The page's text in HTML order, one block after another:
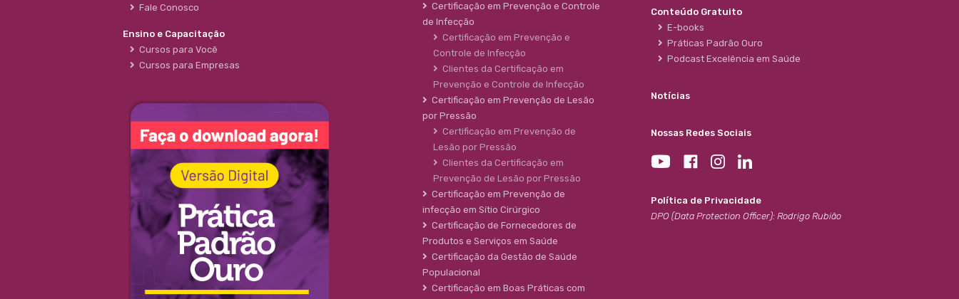
Fale Conosco
Ensino e Capacitação
Cursos para Você
Cursos para Empresas
Certificação em Prevenção e Controle
de Infecção
Certificação em Prevenção e
Controle de Infecção
Clientes da Certificação em
Prevenção e Controle de Infecção
Certificação em Prevenção de Lesão
por Pressão
Certificação em Prevenção de
Lesão por Pressão
Clientes da Certificação em
Prevenção de Lesão por Pressão
Certificação em Prevenção de
infecção em Sítio Cirúrgico
Certificação de Fornecedores de
Produtos e Serviços em Saúde
Certificação da Gestão de Saúde
Populacional
Certificação em Boas Práticas com
Conteúdo Gratuito
E-books
Práticas Padrão Ouro
Podcast Excelência em Saúde
Notícias
Nossas Redes Sociais
Política de Privacidade
DPO (Data Protection Officer): Rodrigo Rubião